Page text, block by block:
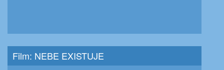
Film: NEBE EXISTUJE